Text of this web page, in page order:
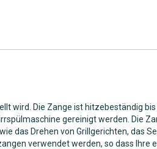
wird. Die Zange ist hitzebeständig bis
gereinigt werden. Die
das Drehen von Grillgerichten, das
verwendet werden, so dass Ihre